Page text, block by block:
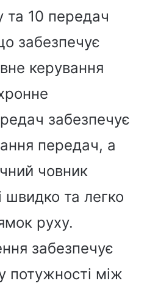
та 10 передач
забезпечує
керування
забезпечує
передач, а
човник
швидко та легко
руху.
забезпечує
потужності між